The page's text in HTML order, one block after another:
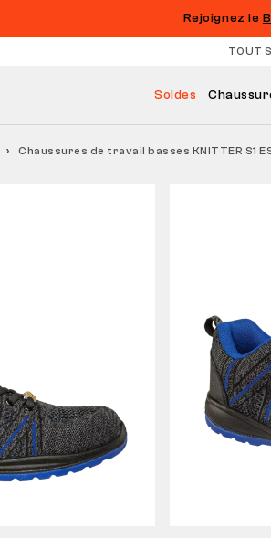
Rejoignez le
TOUT
Soldes
Chaussures de travail basses KNITTER S1